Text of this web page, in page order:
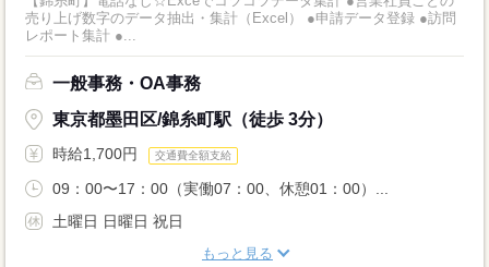
売り上げ数字のデータ抽出・集計（Excel） ●申請データ登録 ●訪問
レポート集計 ●...
一般事務・OA事務
東京都墨田区/錦糸町駅（徒歩 3分）
時給1,700円 交通費全額支給
09：00〜17：00（実働07：00、休憩01：00）...
土曜日 日曜日 祝日
もっと見る